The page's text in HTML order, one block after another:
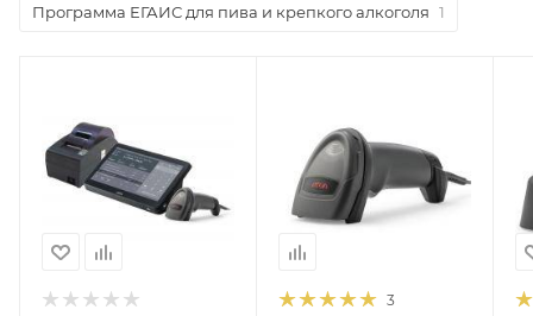
Программа ЕГАИС для пива и крепкого алкоголя 1
3